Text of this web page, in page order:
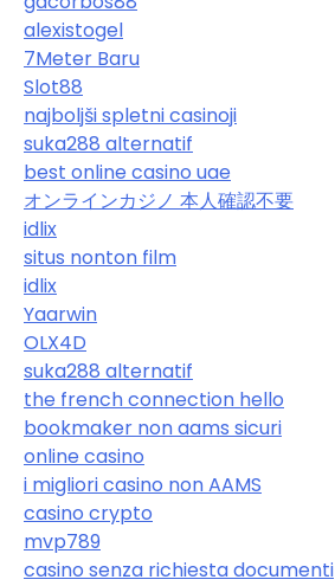
alexistogel
7Meter Baru
Slot88
najboljši spletni casinoji
suka288 alternatif
best online casino uae
オンラインカジノ 本人確認不要
idlix
situs nonton film
idlix
Yaarwin
OLX4D
suka288 alternatif
the french connection hello
bookmaker non aams sicuri
online casino
i migliori casino non AAMS
casino crypto
mvp789
casino senza richiesta documenti